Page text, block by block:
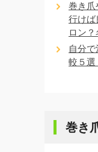
巻き爪
行けば
ロン？
自分
較５選
巻き